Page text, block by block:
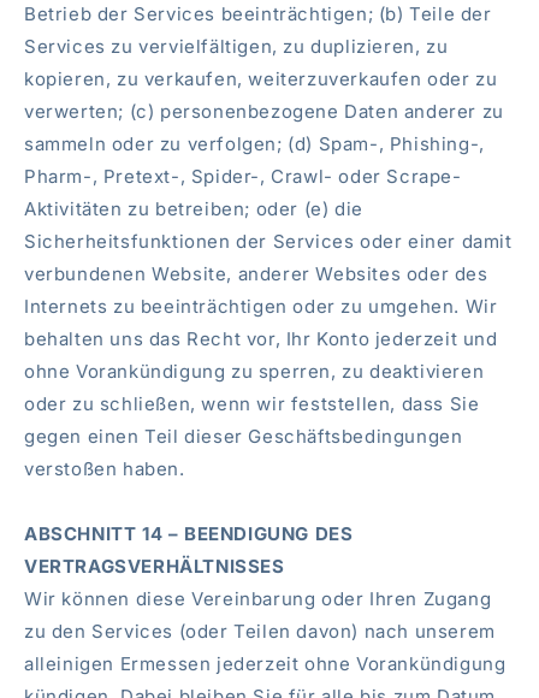
Betrieb der Services beeinträchtigen; (b) Teile der
Services zu vervielfältigen, zu duplizieren, zu
kopieren, zu verkaufen, weiterzuverkaufen oder zu
verwerten; (c) personenbezogene Daten anderer zu
sammeln oder zu verfolgen; (d) Spam-, Phishing-,
Pharm-, Pretext-, Spider-, Crawl- oder Scrape-
Aktivitäten zu betreiben; oder (e) die
Sicherheitsfunktionen der Services oder einer damit
verbundenen Website, anderer Websites oder des
Internets zu beeinträchtigen oder zu umgehen. Wir
behalten uns das Recht vor, Ihr Konto jederzeit und
ohne Vorankündigung zu sperren, zu deaktivieren
oder zu schließen, wenn wir feststellen, dass Sie
gegen einen Teil dieser Geschäftsbedingungen
verstoßen haben.
ABSCHNITT 14 – BEENDIGUNG DES
VERTRAGSVERHÄLTNISSES
Wir können diese Vereinbarung oder Ihren Zugang
zu den Services (oder Teilen davon) nach unserem
alleinigen Ermessen jederzeit ohne Vorankündigung